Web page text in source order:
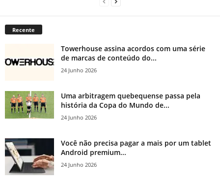
Recente
Towerhouse assina acordos com uma série
de marcas de conteúdo do...
24 Junho 2026
Uma arbitragem quebequense passa pela
história da Copa do Mundo de...
24 Junho 2026
Você não precisa pagar a mais por um tablet
Android premium...
24 Junho 2026